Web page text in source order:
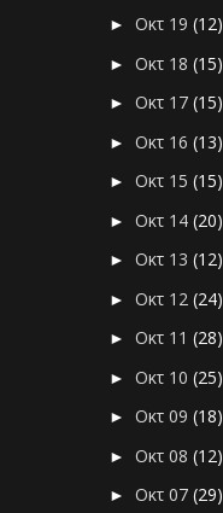
►Οκτ 19(12)
►Οκτ 18(15)
►Οκτ 17(15)
►Οκτ 16(13)
►Οκτ 15(15)
►Οκτ 14(20)
►Οκτ 13(12)
►Οκτ 12(24)
►Οκτ 11(28)
►Οκτ 10(25)
►Οκτ 09(18)
►Οκτ 08(12)
►Οκτ 07(29)